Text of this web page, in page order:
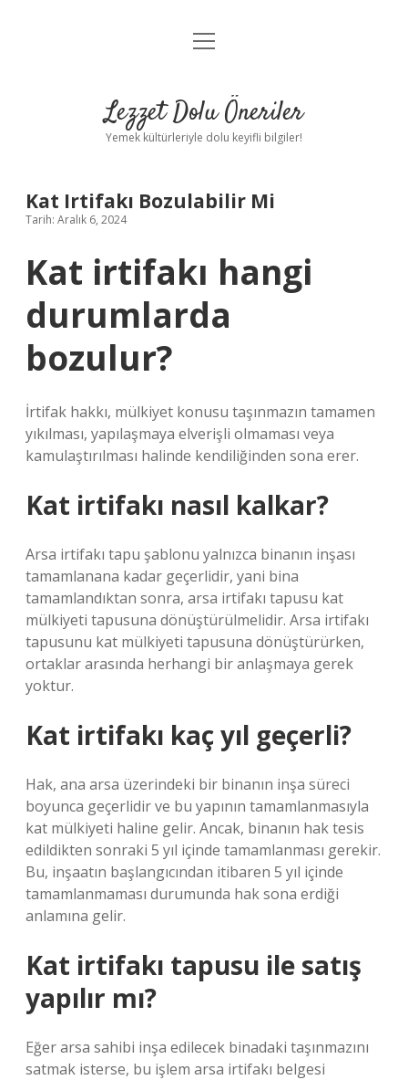
Anasayfa
Yasal Uyarı
menüyü
Lezzet Dolu Öneriler
Yemek kültürleriyle dolu keyifli bilgiler!
Kat Irtifakı Bozulabilir Mi
Tarih: Aralık 6, 2024
Kat irtifakı hangi
durumlarda
bozulur?
İrtifak hakkı, mülkiyet konusu taşınmazın tamamen
yıkılması, yapılaşmaya elverişli olmaması veya
kamulaştırılması halinde kendiliğinden sona erer.
Kat irtifakı nasıl kalkar?
Arsa irtifakı tapu şablonu yalnızca binanın inşası
tamamlanana kadar geçerlidir, yani bina
tamamlandıktan sonra, arsa irtifakı tapusu kat
mülkiyeti tapusuna dönüştürülmelidir. Arsa irtifakı
tapusunu kat mülkiyeti tapusuna dönüştürürken,
ortaklar arasında herhangi bir anlaşmaya gerek
yoktur.
Kat irtifakı kaç yıl geçerli?
Hak, ana arsa üzerindeki bir binanın inşa süreci
boyunca geçerlidir ve bu yapının tamamlanmasıyla
kat mülkiyeti haline gelir. Ancak, binanın hak tesis
edildikten sonraki 5 yıl içinde tamamlanması gerekir.
Bu, inşaatın başlangıcından itibaren 5 yıl içinde
tamamlanmaması durumunda hak sona erdiği
anlamına gelir.
Kat irtifakı tapusu ile satış
yapılır mı?
Eğer arsa sahibi inşa edilecek binadaki taşınmazını
satmak isterse, bu işlem arsa irtifakı belgesi